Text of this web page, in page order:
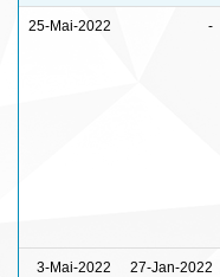
25-Mai-2022 -
3-Mai-2022 27-Jan-2022